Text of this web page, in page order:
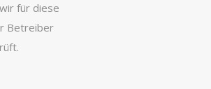
für diese
Betreiber